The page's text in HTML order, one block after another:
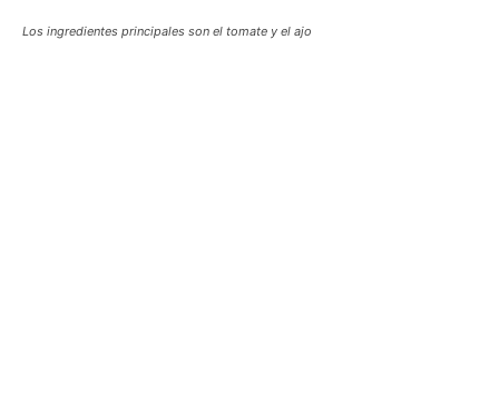
Los ingredientes principales son el tomate y el ajo